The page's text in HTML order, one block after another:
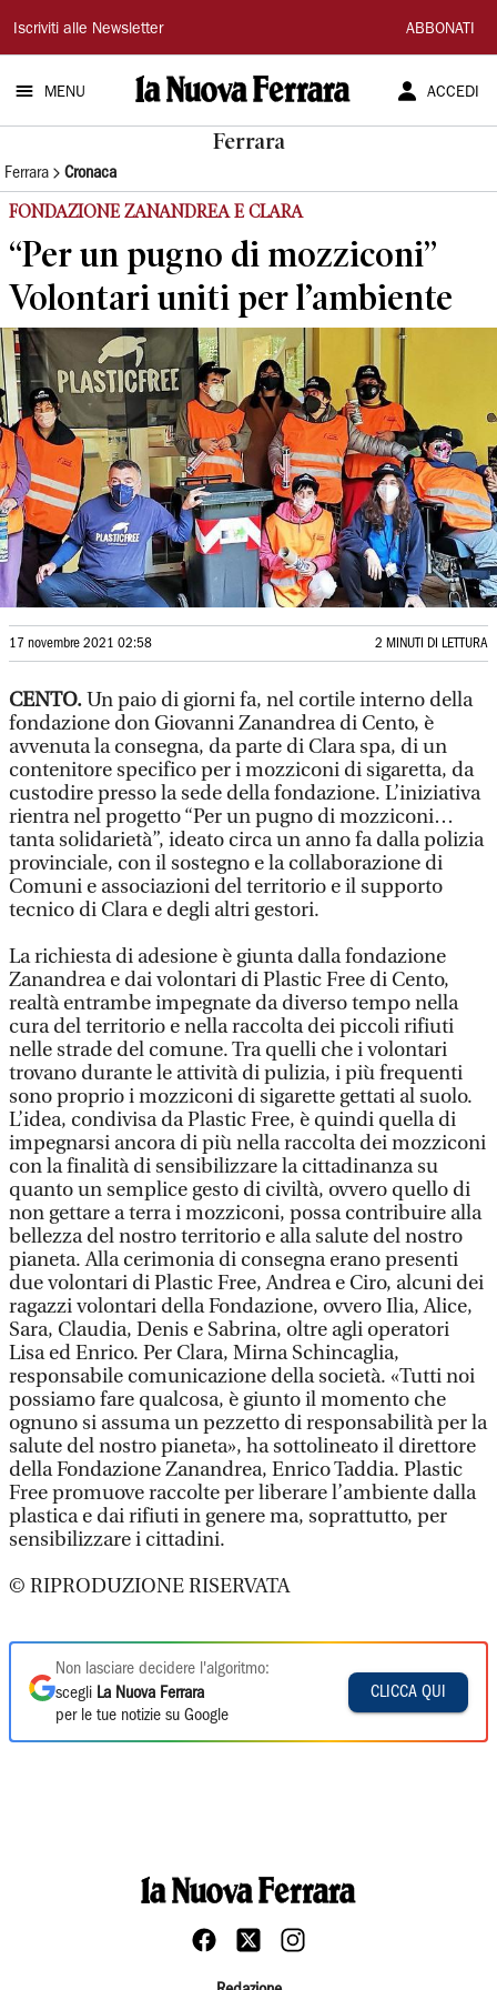
La
Nuova
Ferrara
Iscriviti alle Newsletter ABBONATI
MENU ACCEDI
Ferrara
Ferrara Cronaca
FONDAZIONE ZANANDREA E CLARA
“Per un pugno di mozziconi”
Volontari uniti per l’ambiente
17 novembre 2021 02:58 2 MINUTI DI LETTURA
CENTO.Un paio di giorni fa, nel cortile interno della
fondazione don Giovanni Zanandrea di Cento, è
avvenuta la consegna, da parte di Clara spa, di un
contenitore specifico per i mozziconi di sigaretta, da
custodire presso la sede della fondazione. L’iniziativa
rientra nel progetto “Per un pugno di mozziconi…
tanta solidarietà”, ideato circa un anno fa dalla polizia
provinciale, con il sostegno e la collaborazione di
Comuni e associazioni del territorio e il supporto
tecnico di Clara e degli altri gestori.
La richiesta di adesione è giunta dalla fondazione
Zanandrea e dai volontari di Plastic Free di Cento,
realtà entrambe impegnate da diverso tempo nella
cura del territorio e nella raccolta dei piccoli rifiuti
nelle strade del comune. Tra quelli che i volontari
trovano durante le attività di pulizia, i più frequenti
sono proprio i mozziconi di sigarette gettati al suolo.
L’idea, condivisa da Plastic Free, è quindi quella di
impegnarsi ancora di più nella raccolta dei mozziconi
con la finalità di sensibilizzare la cittadinanza su
quanto un semplice gesto di civiltà, ovvero quello di
non gettare a terra i mozziconi, possa contribuire alla
bellezza del nostro territorio e alla salute del nostro
pianeta. Alla cerimonia di consegna erano presenti
due volontari di Plastic Free, Andrea e Ciro, alcuni dei
ragazzi volontari della Fondazione, ovvero Ilia, Alice,
Sara, Claudia, Denis e Sabrina, oltre agli operatori
Lisa ed Enrico. Per Clara, Mirna Schincaglia,
responsabile comunicazione della società. «Tutti noi
possiamo fare qualcosa, è giunto il momento che
ognuno si assuma un pezzetto di responsabilità per la
salute del nostro pianeta», ha sottolineato il direttore
della Fondazione Zanandrea, Enrico Taddia. Plastic
Free promuove raccolte per liberare l’ambiente dalla
plastica e dai rifiuti in genere ma, soprattutto, per
sensibilizzare i cittadini.
© RIPRODUZIONE RISERVATA
Non lasciare decidere l'algoritmo:
scegli La Nuova Ferrara
per le tue notizie su Google
CLICCA QUI